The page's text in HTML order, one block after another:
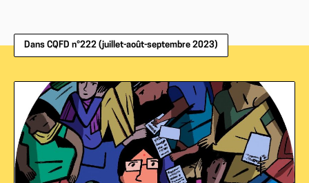
Dans CQFD n°222 (juillet-août-septembre 2023)